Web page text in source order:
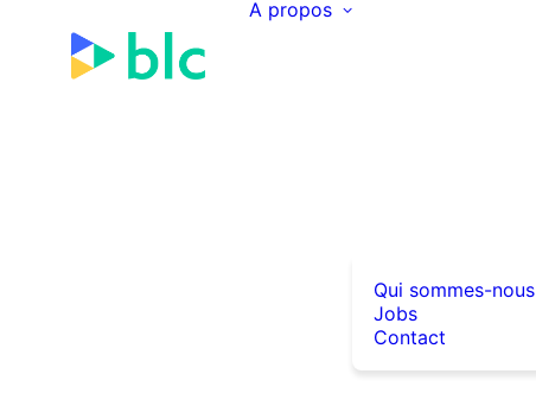
A propos
Qui sommes-nous
Jobs
Contact